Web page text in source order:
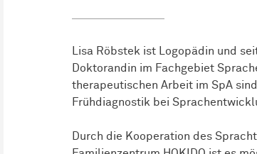
Lisa Röbstek ist Logopädin und
Doktorandin im Fachgebiet
therapeutischen Arbeit im SpA
Frühdiagnostik bei
Durch die Kooperation des